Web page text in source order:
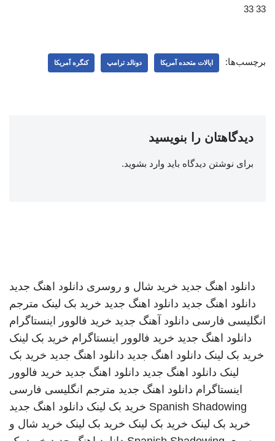
33 33
برچسب‌ها: ایالات متحده آمریکا دونالد ترامپ کنگره آمریکا
دیدگاهتان را بنویسید
برای نوشتن دیدگاه باید وارد بشوید.
دانلود اهنگ جدید خرید شال و روسری دانلود اهنگ جدید
دانلود اهنگ جدید دانلود اهنگ جدید خرید بک لینک مترجم
انگلیسی فارسی دانلود آهنگ جدید خرید فالوور اینستاگرام
دانلود اهنگ جدید خرید فالوور اینستاگرام خرید بک لینک
خرید بک لینک دانلود اهنگ جدید دانلود اهنگ جدید خرید بک
لینک دانلود اهنگ جدید دانلود اهنگ جدید خرید فالوور
اینستاگرام دانلود اهنگ جدید مترجم انگلیسی فارسی
Spanish Shadowing خرید بک لینک دانلود اهنگ جدید
خرید بک لینک خرید بک لینک خرید بک لینک خرید شال و